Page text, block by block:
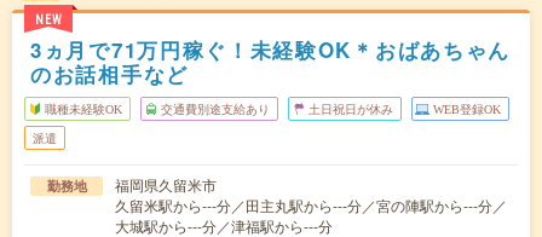
NEW
3ヵ月で71万円稼ぐ！未経験OK＊おばあちゃん
のお話相手など
職種未経験OK 交通費別途支給あり 土日祝日が休み WEB登録OK
派遣
勤務地
福岡県久留米市
久留米駅から---分／田主丸駅から---分／宮の陣駅から---分／
大城駅から---分／津福駅から---分